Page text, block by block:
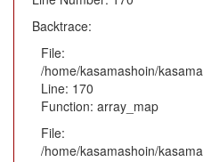
Backtrace:
File:
/home/kasamashoin/
Line: 170
Function: array_map
File:
/home/kasamashoin/